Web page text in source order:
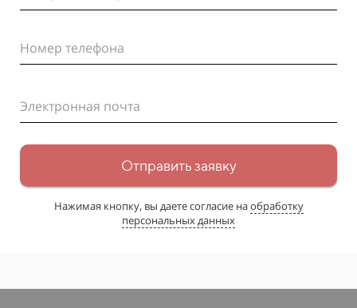
Номер телефона
Электронная почта
Отправить заявку
Нажимая кнопку, вы даете согласие наобработку
персональных данных